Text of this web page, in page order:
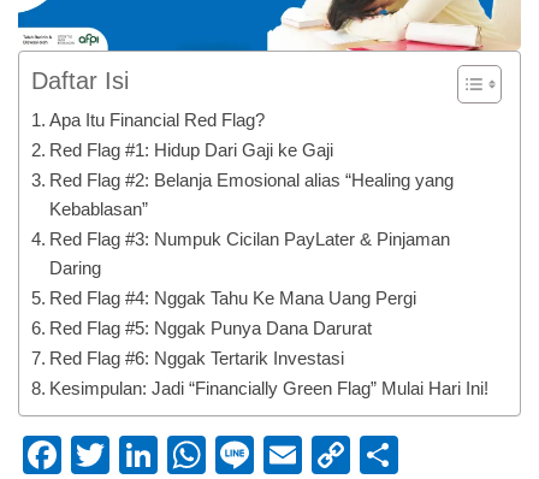
Daftar Isi
Apa Itu Financial Red Flag?
Red Flag #1: Hidup Dari Gaji ke Gaji
Red Flag #2: Belanja Emosional alias “Healing yang
Kebablasan”
Red Flag #3: Numpuk Cicilan PayLater & Pinjaman
Daring
Red Flag #4: Nggak Tahu Ke Mana Uang Pergi
Red Flag #5: Nggak Punya Dana Darurat
Red Flag #6: Nggak Tertarik Investasi
Kesimpulan: Jadi “Financially Green Flag” Mulai Hari Ini!
Facebook
Twitter
LinkedIn
WhatsApp
LineEmailCopy